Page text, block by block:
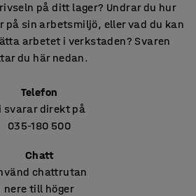
på ditt lager? Undrar du hur
på sin arbetsmiljö, eller vad du kan
arbetet i verkstaden? Svaren
du här nedan.
Telefon
svarar direkt på
035-180 500
Chatt
chattrutan
nere till höger